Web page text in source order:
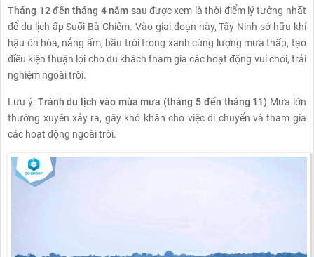
Tháng 12 đến tháng 4 năm sau được xem là thời điểm lý tưởng nhất
để du lịch ấp Suối Bà Chiêm. Vào giai đoạn này, Tây Ninh sở hữu khí
hậu ôn hòa, nắng ấm, bầu trời trong xanh cùng lượng mưa thấp, tạo
điều kiện thuận lợi cho du khách tham gia các hoạt động vui chơi, trải
nghiệm ngoài trời.
Lưu ý: Tránh du lịch vào mùa mưa (tháng 5 đến tháng 11) Mưa lớn
thường xuyên xảy ra, gây khó khăn cho việc di chuyển và tham gia
các hoạt động ngoài trời.